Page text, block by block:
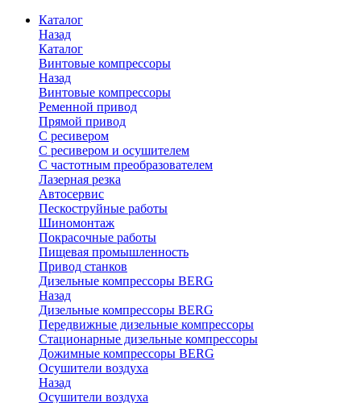
Каталог
Назад
Каталог
Винтовые компрессоры
Назад
Винтовые компрессоры
Ременной привод
Прямой привод
С ресивером
С ресивером и осушителем
С частотным преобразователем
Лазерная резка
Автосервис
Пескоструйные работы
Шиномонтаж
Покрасочные работы
Пищевая промышленность
Привод станков
Дизельные компрессоры BERG
Назад
Дизельные компрессоры BERG
Передвижные дизельные компрессоры
Стационарные дизельные компрессоры
Дожимные компрессоры BERG
Осушители воздуха
Назад
Осушители воздуха